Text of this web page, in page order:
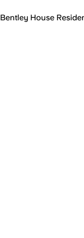
Bentley House